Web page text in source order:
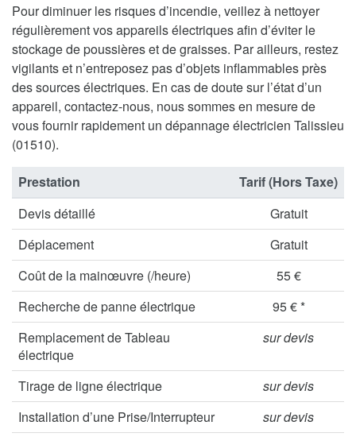
Pour diminuer les risques d’incendie, veillez à nettoyer
régulièrement vos appareils électriques afin d’éviter le
stockage de poussières et de graisses. Par ailleurs, restez
vigilants et n’entreposez pas d’objets inflammables près
des sources électriques. En cas de doute sur l’état d’un
appareil, contactez-nous, nous sommes en mesure de
vous fournir rapidement un dépannage électricien Talissieu
(01510).
Prestation
Tarif (Hors Taxe)
Devis détaillé
Gratuit
Déplacement
Gratuit
Coût de la mainœuvre (/heure)
55 €
Recherche de panne électrique
95 € *
Remplacement de Tableau
électrique
sur devis
Tirage de ligne électrique
sur devis
Installation d’une Prise/Interrupteur
sur devis